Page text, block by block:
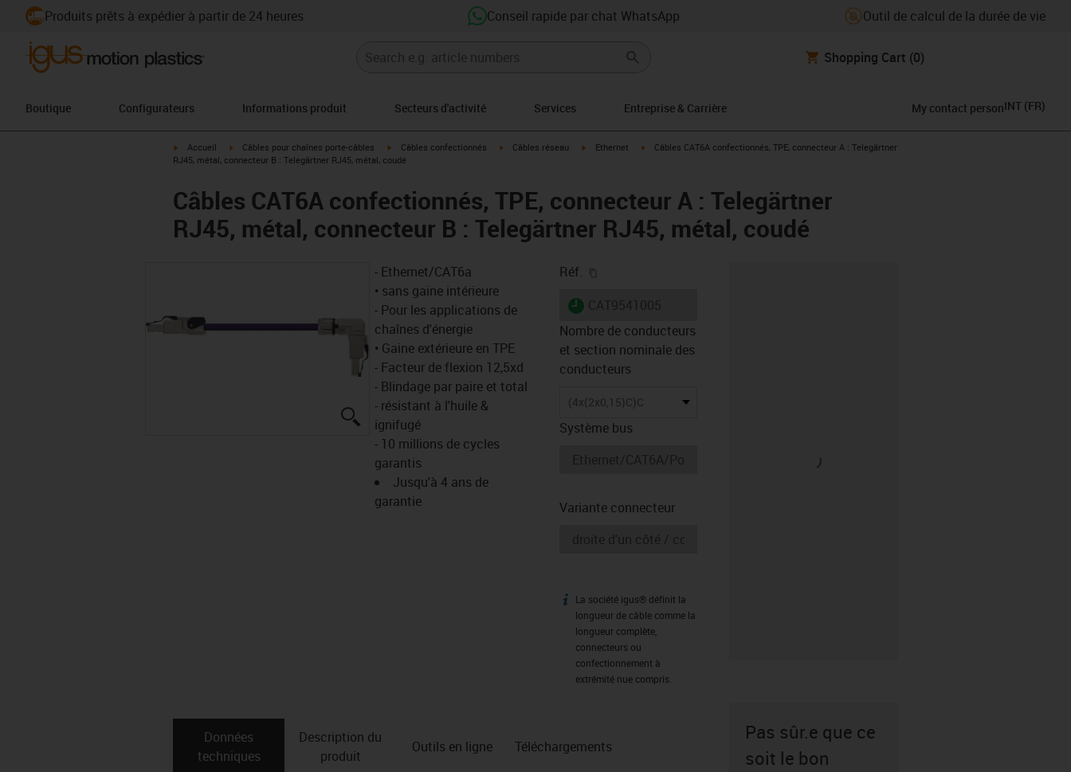
Produits prêts à expédier à partir de 24 heures Conseil rapide par chat WhatsApp Outil de calcul de la durée de vie
Shopping Cart (0)
Boutique Configurateurs Informations produit Secteurs d'activité Services Entreprise & Carrière My contact personINT (FR)
igus-icon-arrow-right
Accueil igus-icon-arrow-right
Câbles pour chaînes porte-câbles igus-icon-arrow-right
Câbles confectionnés igus-icon-arrow-right
Câbles réseau igus-icon-arrow-right
Ethernet igus-icon-arrow-right
Câbles CAT6A confectionnés, TPE, connecteur A : Telegärtner
RJ45, métal, connecteur B : Telegärtner RJ45, métal, coudé
Câbles CAT6A confectionnés, TPE, connecteur A : Telegärtner
RJ45, métal, connecteur B : Telegärtner RJ45, métal, coudé
igus-icon-lupe
- Ethernet/CAT6a
• sans gaine intérieure
- Pour les applications de
chaînes d'énergie
• Gaine extérieure en TPE
- Facteur de flexion 12,5xd
- Blindage par paire et total
- résistant à l'huile &
ignifugé
- 10 millions de cycles
garantis
Jusqu'à 4 ans de
garantie
Réf.
igus-icon-lieferzeit
Nombre de conducteurs
et section nominale des
conducteurs
(4x(2x0,15)C)C
Système bus
Variante connecteur
igus-icon-info
La société igus® définit la
longueur de câble comme la
longueur complète,
connecteurs ou
confectionnement à
extrémité nue compris.
Données
techniques
Description du
produit
Outils en ligne Téléchargements
Pas sûr.e que ce
soit le bon